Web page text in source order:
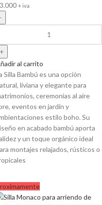
3.000 + iva
al carrito
Silla Bambú es una opción
liviana y elegante para
ceremonias al aire
eventos en jardín y
estilo boho. Su
en acabado bambú aporta
y un toque orgánico ideal
montajes relajados, rústicos o